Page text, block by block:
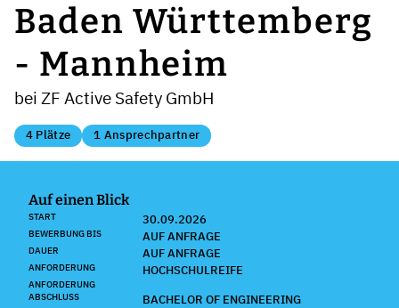
Baden Württemberg
- Mannheim
bei ZF Active Safety GmbH
4 Plätze 1 Ansprechpartner
Auf einen Blick
START 30.09.2026
BEWERBUNG BIS AUF ANFRAGE
DAUER AUF ANFRAGE
ANFORDERUNG HOCHSCHULREIFE
ANFORDERUNG
ABSCHLUSS
BACHELOR OF ENGINEERING